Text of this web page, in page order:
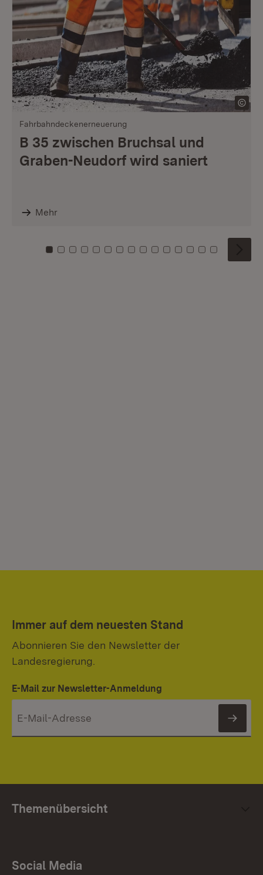
Fahrbahndeckenerneuerung
B 35 zwischen Bruchsal und
Graben-Neudorf wird saniert
Mehr
Zu Kachel: 0
Zu Kachel: 1
Zu Kachel: 2
Zu Kachel: 3
Zu Kachel: 4
Zu Kachel: 5
Zu Kachel: 6
Zu Kachel: 7
Zu Kachel: 8
Zu Kachel: 9
Zu Kachel: 10
Zu Kachel: 11
Zu Kachel: 12
Zu Kachel:
Zu
Immer auf dem neuesten Stand
Abonnieren Sie den Newsletter der
Landesregierung.
E-Mail zur Newsletter-Anmeldung
Themenübersicht
Social Media